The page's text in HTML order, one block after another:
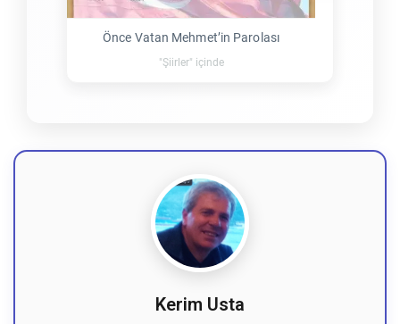
Önce Vatan Mehmet’in Parolası
"Şiirler" içinde
Kerim Usta